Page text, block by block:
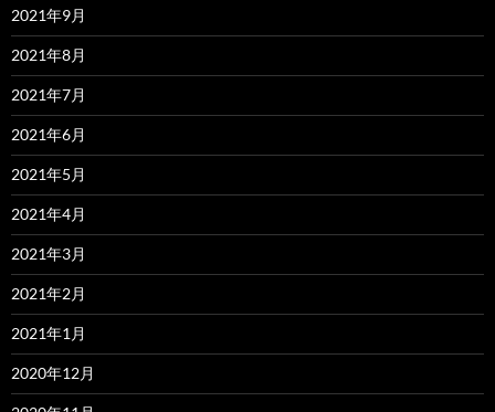
2021年9月
2021年8月
2021年7月
2021年6月
2021年5月
2021年4月
2021年3月
2021年2月
2021年1月
2020年12月